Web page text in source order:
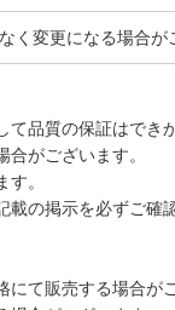
く変更になる場合
品質の保証はでき
がございます。
。
の掲示を必ずご確
て販売する場合が